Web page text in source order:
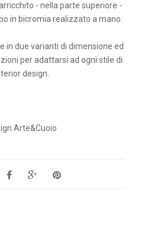
- nella parte superiore -
in bicromia realizzato a mano.
in due varianti di dimensione ed
per adattarsi ad ogni stile di
design.
Arte&Cuoio